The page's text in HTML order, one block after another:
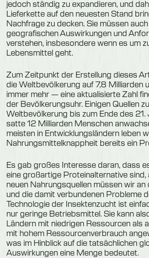
jedoch ständig zu expandieren, und
Lieferkette auf den neuesten Stand
Nachfrage zu decken. Sie müssen
geografischen Auswirkungen und
verstehen, insbesondere wenn es um
Lebensmittel geht.
Zum Zeitpunkt der Erstellung dieses
die Weltbevölkerung auf 7,8 Milliarden
immer mehr — eine aktualisierte Zahl
der Bevölkerungsuhr. Einigen Quellen
Weltbevölkerung bis zum Ende des
satte 12 Milliarden Menschen
meisten in Entwicklungsländern leben
Nahrungsmittelknappheit bereits ein
Es gab großes Interesse daran, dass
eine großartige Proteinalternative sind,
neuen Nahrungsquellen müssen wir an
und die damit verbundenen Probleme
Technologie der Insektenzucht ist
nur geringe Betriebsmittel. Sie kann
Ländern mit niedrigen Ressourcen als
mit hohem Ressourcenverbrauch
was im Hinblick auf die tatsächlichen
Auswirkungen eine Menge bedeutet.